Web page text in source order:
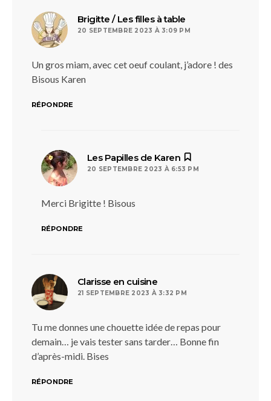
Brigitte / Les filles à table
20 SEPTEMBRE 2023 À 3:09 PM
Un gros miam, avec cet oeuf coulant, j’adore ! des
Bisous Karen
RÉPONDRE
Les Papilles de Karen
20 SEPTEMBRE 2023 À 6:53 PM
Merci Brigitte ! Bisous
RÉPONDRE
Clarisse en cuisine
21 SEPTEMBRE 2023 À 3:32 PM
Tu me donnes une chouette idée de repas pour
demain… je vais tester sans tarder… Bonne fin
d’après-midi. Bises
RÉPONDRE